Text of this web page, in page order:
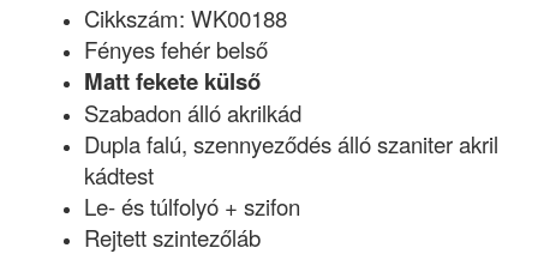
Cikkszám: WK00188
Fényes fehér belső
Matt fekete külső
Szabadon álló akrilkád
Dupla falú, szennyeződés álló szaniter akril
kádtest
Le- és túlfolyó + szifon
Rejtett szintezőláb